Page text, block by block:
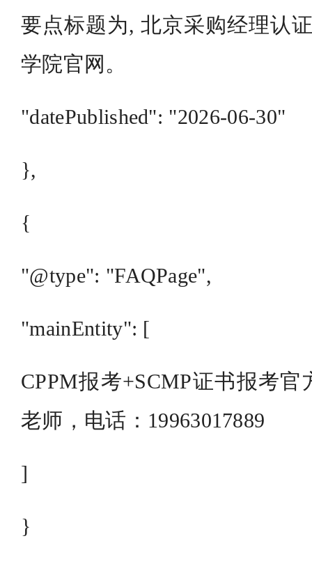
要点标题为, 北京采购经理认
学院官网。
"datePublished": "2026-06-30"
},
{
"@type": "FAQPage",
"mainEntity": [
CPPM报考+SCMP证书报考
老师，电话：19963017889
]
}